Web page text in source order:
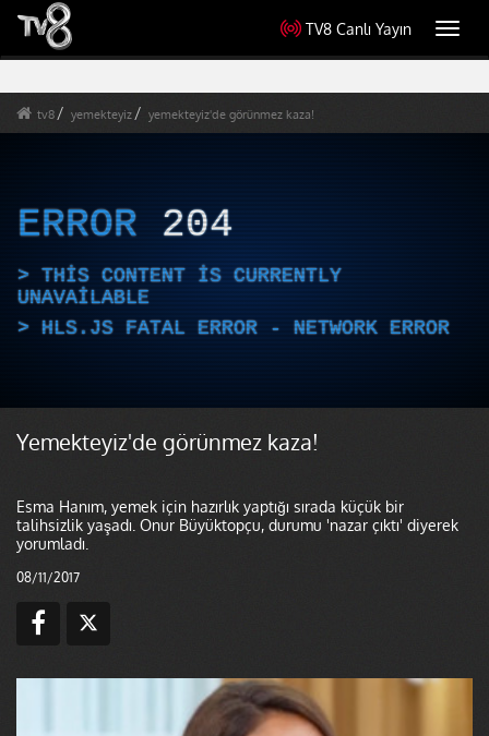
TV8 Canlı Yayın
tv8 yemekteyiz yemekteyiz'de görünmez kaza!
ERROR 204
THIS CONTENT IS CURRENTLY
UNAVAILABLE
HLS.JS FATAL ERROR - NETWORK ERROR
Yemekteyiz'de görünmez kaza!
Esma Hanım, yemek için hazırlık yaptığı sırada küçük bir
talihsizlik yaşadı. Onur Büyüktopçu, durumu 'nazar çıktı' diyerek
yorumladı.
08/11/2017